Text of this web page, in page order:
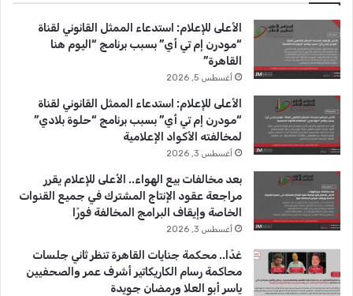
و
ك
T
u
b
e
ق
ا
م
الأعلى للإعلام: استدعاء الممثل القانوني لقناة
“مودرن إم تي أي” بسبب برنامج “اليوم هنا
القاهرة”
أغسطس 5, 2026
الأعلى للإعلام: استدعاء الممثل القانوني لقناة
“مودرن إم تي أي” بسبب برنامج “حلوة بلادي”
لمخالفته الأكواد الإعلامية
أغسطس 3, 2026
بعد مخالفات بيع الهواء.. الأعلى للإعلام يقرر
مراجعة عقود الإنتاج المشترك في جميع القنوات
الخاصة وإيقاف البرامج المخالفة فورًا
أغسطس 3, 2026
غدًا.. محكمة جنايات القاهرة تنظر ثاني جلسات
محاكمة رسام الكاريكاتير أشرف عمر والصحفيين
ياسر أبو العلا ورمضان جويدة